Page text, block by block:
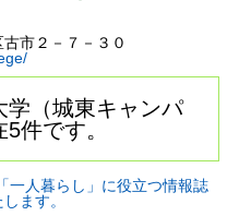
市２－７－３０
学（城東キャンパ
件です。
一人暮らし」に役立つ情報誌
ます。